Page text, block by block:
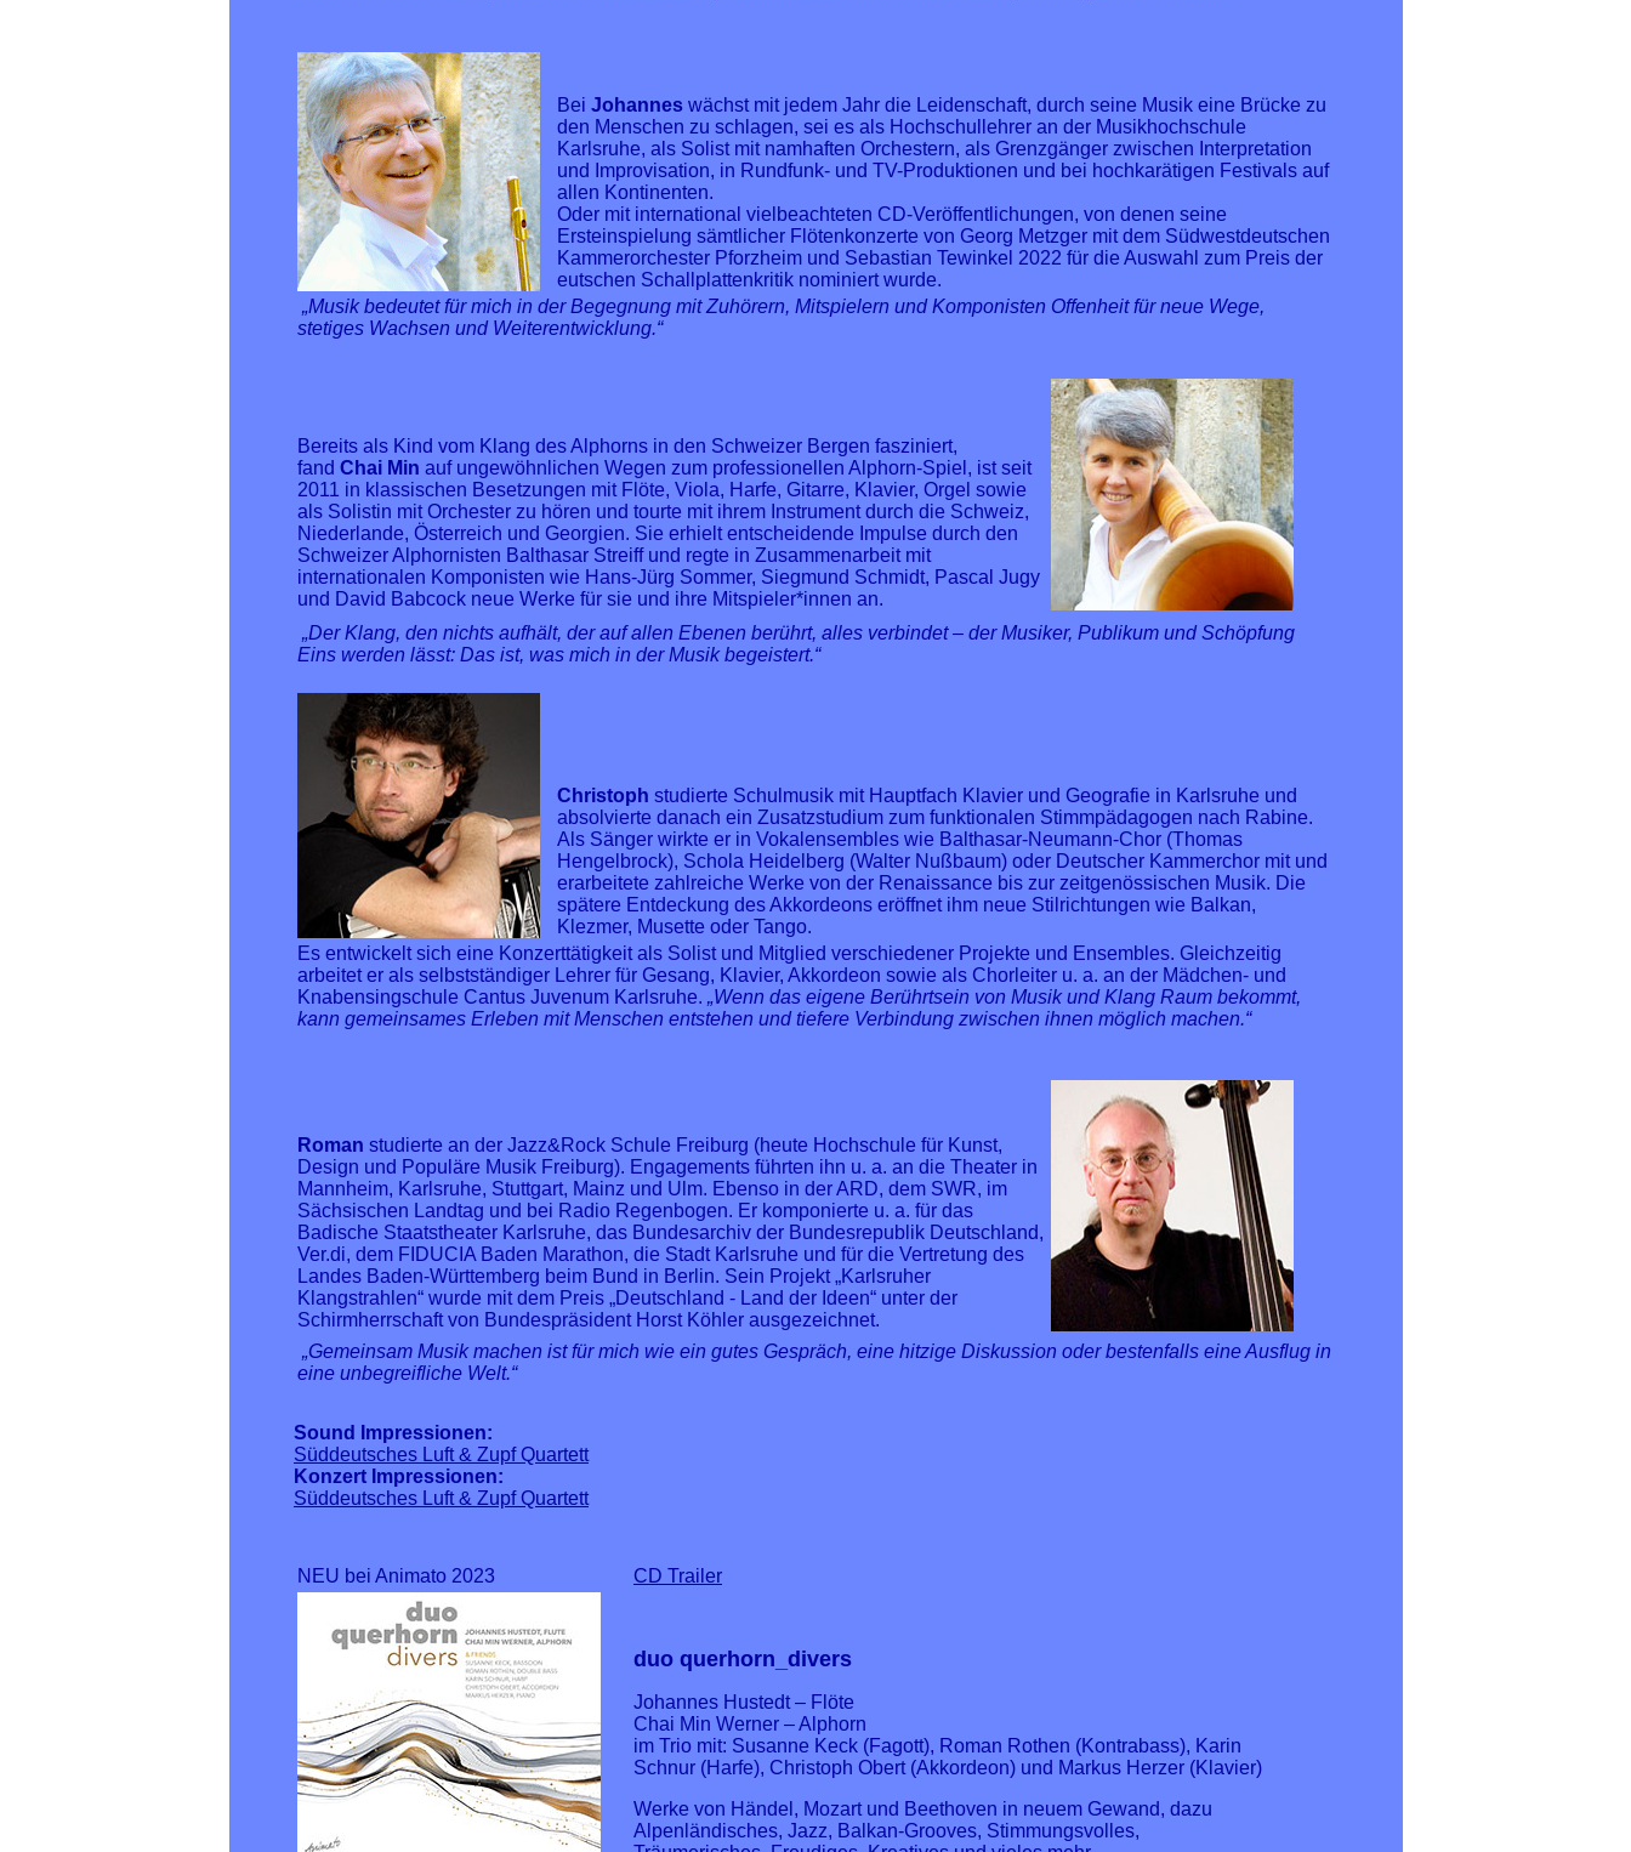
Bei Johannes wächst mit jedem Jahr die Leidenschaft, durch seine Musik eine Brücke zu
den Menschen zu schlagen, sei es als Hochschullehrer an der Musikhochschule
Karlsruhe, als Solist mit namhaften Orchestern, als Grenzgänger zwischen Interpretation
und Improvisation, in Rundfunk- und TV-Produktionen und bei hochkarätigen Festivals auf
allen Kontinenten.
Oder mit international vielbeachteten CD-Veröffentlichungen, von denen seine
Ersteinspielung sämtlicher Flötenkonzerte von Georg Metzger mit dem Südwestdeutschen
Kammerorchester Pforzheim und Sebastian Tewinkel 2022 für die Auswahl zum Preis der
eutschen Schallplattenkritik nominiert wurde.
„Musik bedeutet für mich in der Begegnung mit Zuhörern, Mitspielern und Komponisten Offenheit für neue Wege,
stetiges Wachsen und Weiterentwicklung.“
Bereits als Kind vom Klang des Alphorns in den Schweizer Bergen fasziniert,
fand Chai Min auf ungewöhnlichen Wegen zum professionellen Alphorn-Spiel, ist seit
2011 in klassischen Besetzungen mit Flöte, Viola, Harfe, Gitarre, Klavier, Orgel sowie
als Solistin mit Orchester zu hören und tourte mit ihrem Instrument durch die Schweiz,
Niederlande, Österreich und Georgien. Sie erhielt entscheidende Impulse durch den
Schweizer Alphornisten Balthasar Streiff und regte in Zusammenarbeit mit
internationalen Komponisten wie Hans-Jürg Sommer, Siegmund Schmidt, Pascal Jugy
und David Babcock neue Werke für sie und ihre Mitspieler*innen an.
„Der Klang, den nichts aufhält, der auf allen Ebenen berührt, alles verbindet – der Musiker, Publikum und Schöpfung
Eins werden lässt: Das ist, was mich in der Musik begeistert.“
Christoph studierte Schulmusik mit Hauptfach Klavier und Geografie in Karlsruhe und
absolvierte danach ein Zusatzstudium zum funktionalen Stimmpädagogen nach Rabine.
Als Sänger wirkte er in Vokalensembles wie Balthasar-Neumann-Chor (Thomas
Hengelbrock), Schola Heidelberg (Walter Nußbaum) oder Deutscher Kammerchor mit und
erarbeitete zahlreiche Werke von der Renaissance bis zur zeitgenössischen Musik. Die
spätere Entdeckung des Akkordeons eröffnet ihm neue Stilrichtungen wie Balkan,
Klezmer, Musette oder Tango.
Es entwickelt sich eine Konzerttätigkeit als Solist und Mitglied verschiedener Projekte und Ensembles. Gleichzeitig
arbeitet er als selbstständiger Lehrer für Gesang, Klavier, Akkordeon sowie als Chorleiter u. a. an der Mädchen- und
Knabensingschule Cantus Juvenum Karlsruhe. „Wenn das eigene Berührtsein von Musik und Klang Raum bekommt,
kann gemeinsames Erleben mit Menschen entstehen und tiefere Verbindung zwischen ihnen möglich machen.“
Roman studierte an der Jazz&Rock Schule Freiburg (heute Hochschule für Kunst,
Design und Populäre Musik Freiburg). Engagements führten ihn u. a. an die Theater in
Mannheim, Karlsruhe, Stuttgart, Mainz und Ulm. Ebenso in der ARD, dem SWR, im
Sächsischen Landtag und bei Radio Regenbogen. Er komponierte u. a. für das
Badische Staatstheater Karlsruhe, das Bundesarchiv der Bundesrepublik Deutschland,
Ver.di, dem FIDUCIA Baden Marathon, die Stadt Karlsruhe und für die Vertretung des
Landes Baden-Württemberg beim Bund in Berlin. Sein Projekt „Karlsruher
Klangstrahlen“ wurde mit dem Preis „Deutschland - Land der Ideen“ unter der
Schirmherrschaft von Bundespräsident Horst Köhler ausgezeichnet.
„Gemeinsam Musik machen ist für mich wie ein gutes Gespräch, eine hitzige Diskussion oder bestenfalls eine Ausflug in
eine unbegreifliche Welt.“
Sound Impressionen:
Süddeutsches Luft & Zupf Quartett
Konzert Impressionen:
Süddeutsches Luft & Zupf Quartett
NEU bei Animato 2023 CD Trailer
duo querhorn_divers
Johannes Hustedt – Flöte
Chai Min Werner – Alphorn
im Trio mit: Susanne Keck (Fagott), Roman Rothen (Kontrabass), Karin
Schnur (Harfe), Christoph Obert (Akkordeon) und Markus Herzer (Klavier)
Werke von Händel, Mozart und Beethoven in neuem Gewand, dazu
Alpenländisches, Jazz, Balkan-Grooves, Stimmungsvolles,